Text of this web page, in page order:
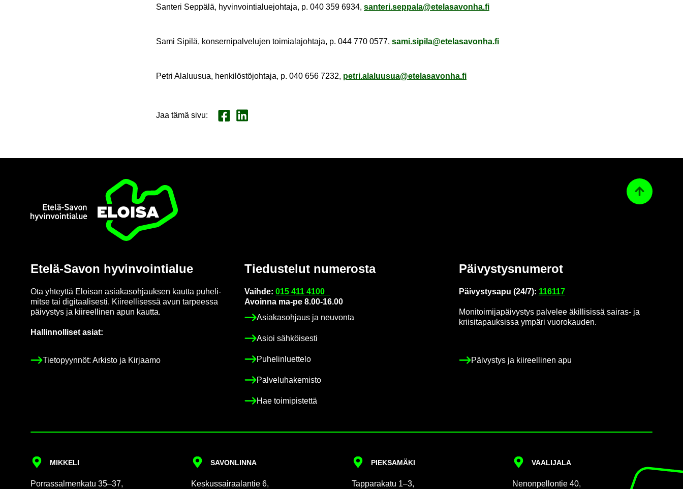
San­te­ri Sep­pä­lä, hy­vin­voin­tia­lue­joh­ta­ja, p. 040 359 6934, san­te­ri.sep­pa­la@ete­la­sa­von­ha.fi
Sami Si­pi­lä, kon­ser­ni­pal­ve­lu­jen toi­mia­la­joh­ta­ja, p. 044 770 0577, sami.si­pi­la@ete­la­sa­von­ha.fi
Petri Ala­luusua, hen­ki­lös­tö­joh­ta­ja, p. 040 656 7232, petri.ala­luusua@ete­la­sa­von­ha.fi
Jaa tämä sivu: Jaa Face­book
Jaa Lin­ke­dI­nis­sä
Ta­kai­sin ylös
Etusi­vu
Etelä-​Savon hy­vin­voin­tia­lue
Ota yh­teyt­tä Eloi­san asia­kas­oh­jauk­sen kaut­ta pu­he­li­
mit­se tai di­gi­taa­li­ses­ti. Kii­reel­li­ses­sä avun tar­pees­sa
päi­vys­tys ja kii­reel­li­nen apun kaut­ta.
Hal­lin­nol­li­set asiat:
Tie­to­pyyn­nöt: Ar­kis­to ja Kir­jaa­mo
Tie­dus­te­lut nu­me­ros­ta
Vaih­de:015 411 4100
Avoin­na ma-pe 8.00-16.00
Asia­kas­oh­jaus ja neu­von­ta
Asioi säh­köi­ses­ti
Pu­he­lin­luet­te­lo
Pal­ve­lu­ha­ke­mis­to
Hae toi­mi­pis­tet­tä
Päi­vys­tys­nu­me­rot
Päi­vys­tys­a­pu (24/7): 116117
Mo­ni­toi­mi­ja­päi­vys­tys pal­ve­lee äkil­li­sis­sä sairas-​ ja
krii­si­ta­pauk­sis­sa ym­pä­ri vuo­ro­kau­den.
Päi­vys­tys ja kii­reel­li­nen apu
MIK­KE­LI
Por­ras­sal­men­ka­tu 35–37,
SA­VON­LIN­NA
Kes­kus­sai­raa­lan­tie 6,
PIEK­SA­MÄ­KI
Tap­pa­ra­ka­tu 1–3,
VAA­LI­JA­LA
Ne­non­pel­lon­tie 40,